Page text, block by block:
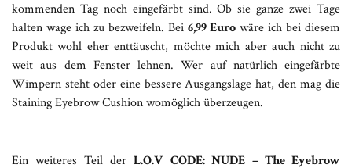
kommenden Tag noch eingefärbt sind. Ob sie ganze zwei Tage
halten wage ich zu bezweifeln. Bei 6,99 Euro wäre ich bei diesem
Produkt wohl eher enttäuscht, möchte mich aber auch nicht zu
weit aus dem Fenster lehnen. Wer auf natürlich eingefärbte
Wimpern steht oder eine bessere Ausgangslage hat, den mag die
Staining Eyebrow Cushion womöglich überzeugen.
Ein weiteres Teil derL.O.V CODE: NUDE – The Eyebrow